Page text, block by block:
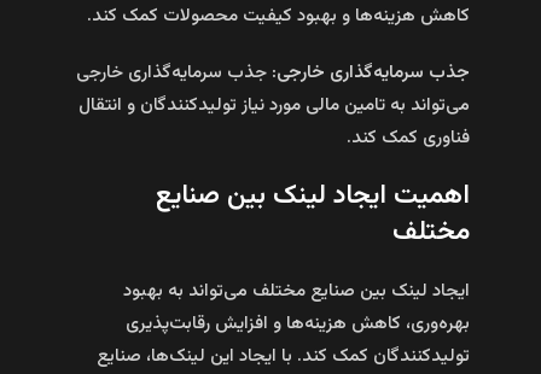
کاهش هزینه‌ها و بهبود کیفیت محصولات کمک کند.
جذب سرمایه‌گذاری خارجی: جذب سرمایه‌گذاری خارجی
می‌تواند به تامین مالی مورد نیاز تولیدکنندگان و انتقال
فناوری کمک کند.
اهمیت ایجاد لینک بین صنایع
مختلف
ایجاد لینک بین صنایع مختلف می‌تواند به بهبود
بهره‌وری، کاهش هزینه‌ها و افزایش رقابت‌پذیری
تولیدکنندگان کمک کند. با ایجاد این لینک‌ها، صنایع